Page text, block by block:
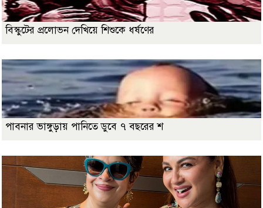
বিস্কুটের প্রলোভন দেখিয়ে শিশুকে ধর্ষণের
পাবনার ভাঙ্গুড়ায় পানিতে ডুবে ৭ বছরের শ